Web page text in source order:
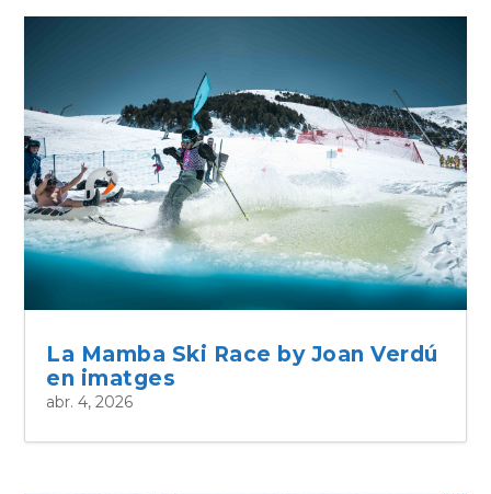
La Mamba Ski Race by Joan Verdú
en imatges
abr. 4, 2026